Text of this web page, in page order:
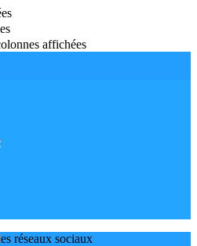
affichées
réseaux sociaux